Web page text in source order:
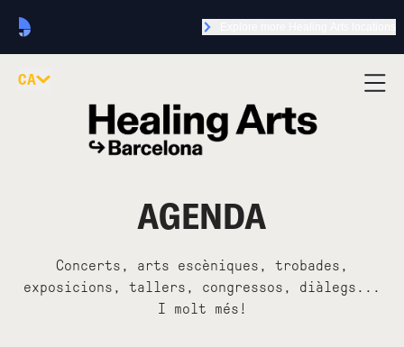
CA
AGENDA
Concerts, arts escèniques, trobades,
exposicions, tallers, congressos, diàlegs...
I molt més!